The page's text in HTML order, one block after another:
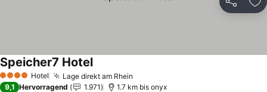
Teilen
4 Sterne Hotel Lage direkt am Rhein
Speicher7 HotelPreise sehen
9,1 Hervorragend 1.971 1.7 km bis onyx